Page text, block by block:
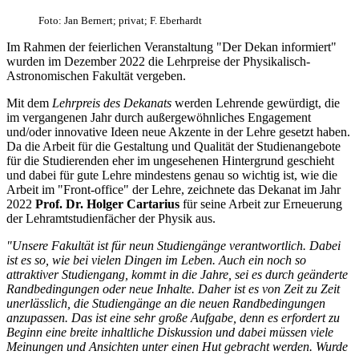
Foto: Jan Bernert; privat; F. Eberhardt
Im Rahmen der feierlichen Veranstaltung "Der Dekan informiert"
wurden im Dezember 2022 die Lehrpreise der Physikalisch-
Astronomischen Fakultät vergeben.
Mit dem Lehrpreis des Dekanats werden Lehrende gewürdigt, die
im vergangenen Jahr durch außergewöhnliches Engagement
und/oder innovative Ideen neue Akzente in der Lehre gesetzt haben.
Da die Arbeit für die Gestaltung und Qualität der Studienangebote
für die Studierenden eher im ungesehenen Hintergrund geschieht
und dabei für gute Lehre mindestens genau so wichtig ist, wie die
Arbeit im "Front-office" der Lehre, zeichnete das Dekanat im Jahr
2022 Prof. Dr. Holger Cartarius für seine Arbeit zur Erneuerung
der Lehramtstudienfächer der Physik aus.
"Unsere Fakultät ist für neun Studiengänge verantwortlich. Dabei
ist es so, wie bei vielen Dingen im Leben. Auch ein noch so
attraktiver Studiengang, kommt in die Jahre, sei es durch geänderte
Randbedingungen oder neue Inhalte. Daher ist es von Zeit zu Zeit
unerlässlich, die Studiengänge an die neuen Randbedingungen
anzupassen. Das ist eine sehr große Aufgabe, denn es erfordert zu
Beginn eine breite inhaltliche Diskussion und dabei müssen viele
Meinungen und Ansichten unter einen Hut gebracht werden. Wurde